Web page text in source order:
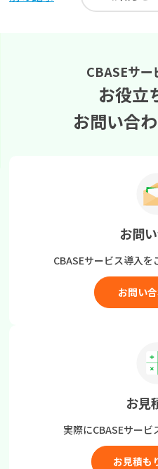
CBASEサ
お役立
お問い合
お問
CBASEサービス導入を
お問い
お見
実際にCBASEサービ
お見積も